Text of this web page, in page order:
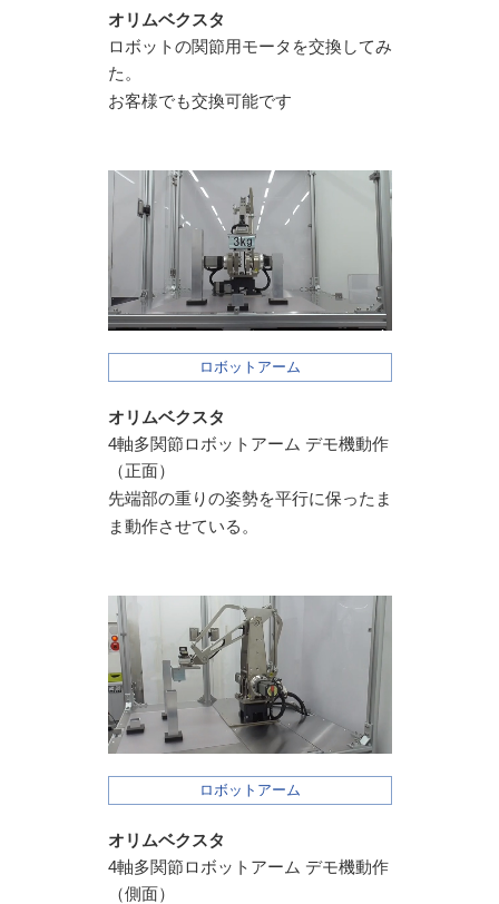
オリムベクスタ
ロボットの関節用モータを交換してみ
た。
お客様でも交換可能です
ロボットアーム
オリムベクスタ
4軸多関節ロボットアーム デモ機動作
（正面）
先端部の重りの姿勢を平行に保ったま
ま動作させている。
ロボットアーム
オリムベクスタ
4軸多関節ロボットアーム デモ機動作
（側面）